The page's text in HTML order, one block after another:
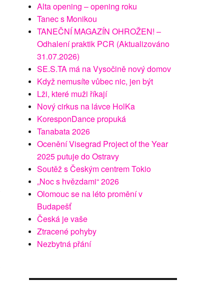
Alta opening – opening roku
Tanec s Monikou
TANEČNÍ MAGAZÍN OHROŽEN! –
Odhalení praktik PCR (Aktualizováno
31.07.2026)
SE.S.TA má na Vysočině nový domov
Když nemusíte vůbec nic, jen být
Lži, které muži říkají
Nový cirkus na lávce HolKa
KoresponDance propuká
Tanabata 2026
Ocenění Visegrad Project of the Year
2025 putuje do Ostravy
Soutěž s Českým centrem Tokio
„Noc s hvězdami“ 2026
Olomouc se na léto promění v
Budapešť
Česká je vaše
Ztracené pohyby
Nezbytná přání